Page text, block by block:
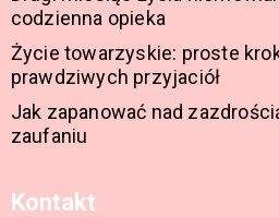
codzienna opieka
Życie towarzyskie: proste
prawdziwych przyjaciół
Jak zapanować nad
zaufaniu
Kontakt